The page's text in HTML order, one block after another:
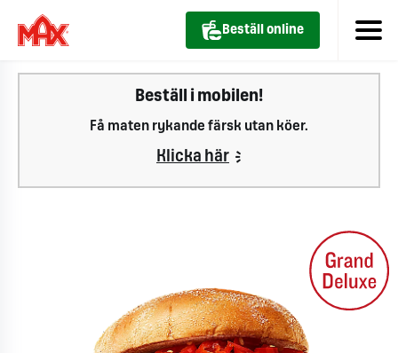
Beställ online
Beställ i mobilen!
Få maten rykande färsk utan köer.
Klicka här